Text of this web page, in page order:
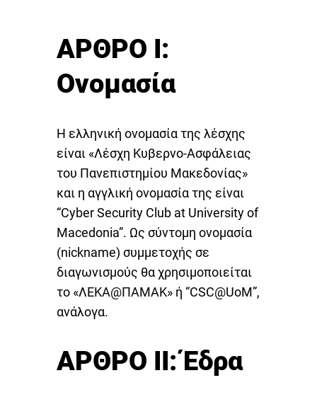
ΑΡΘΡΟ I:
Ονομασία
Η ελληνική ονομασία της λέσχης
είναι «Λέσχη Κυβερνο-Ασφάλειας
του Πανεπιστημίου Μακεδονίας»
και η αγγλική ονομασία της είναι
“Cyber Security Club at University of
Macedonia”. Ως σύντομη ονομασία
(nickname) συμμετοχής σε
διαγωνισμούς θα χρησιμοποιείται
το «ΛΕΚΑ@ΠΑΜΑΚ» ή “CSC@UoM”,
ανάλογα.
ΑΡΘΡΟ II: Έδρα